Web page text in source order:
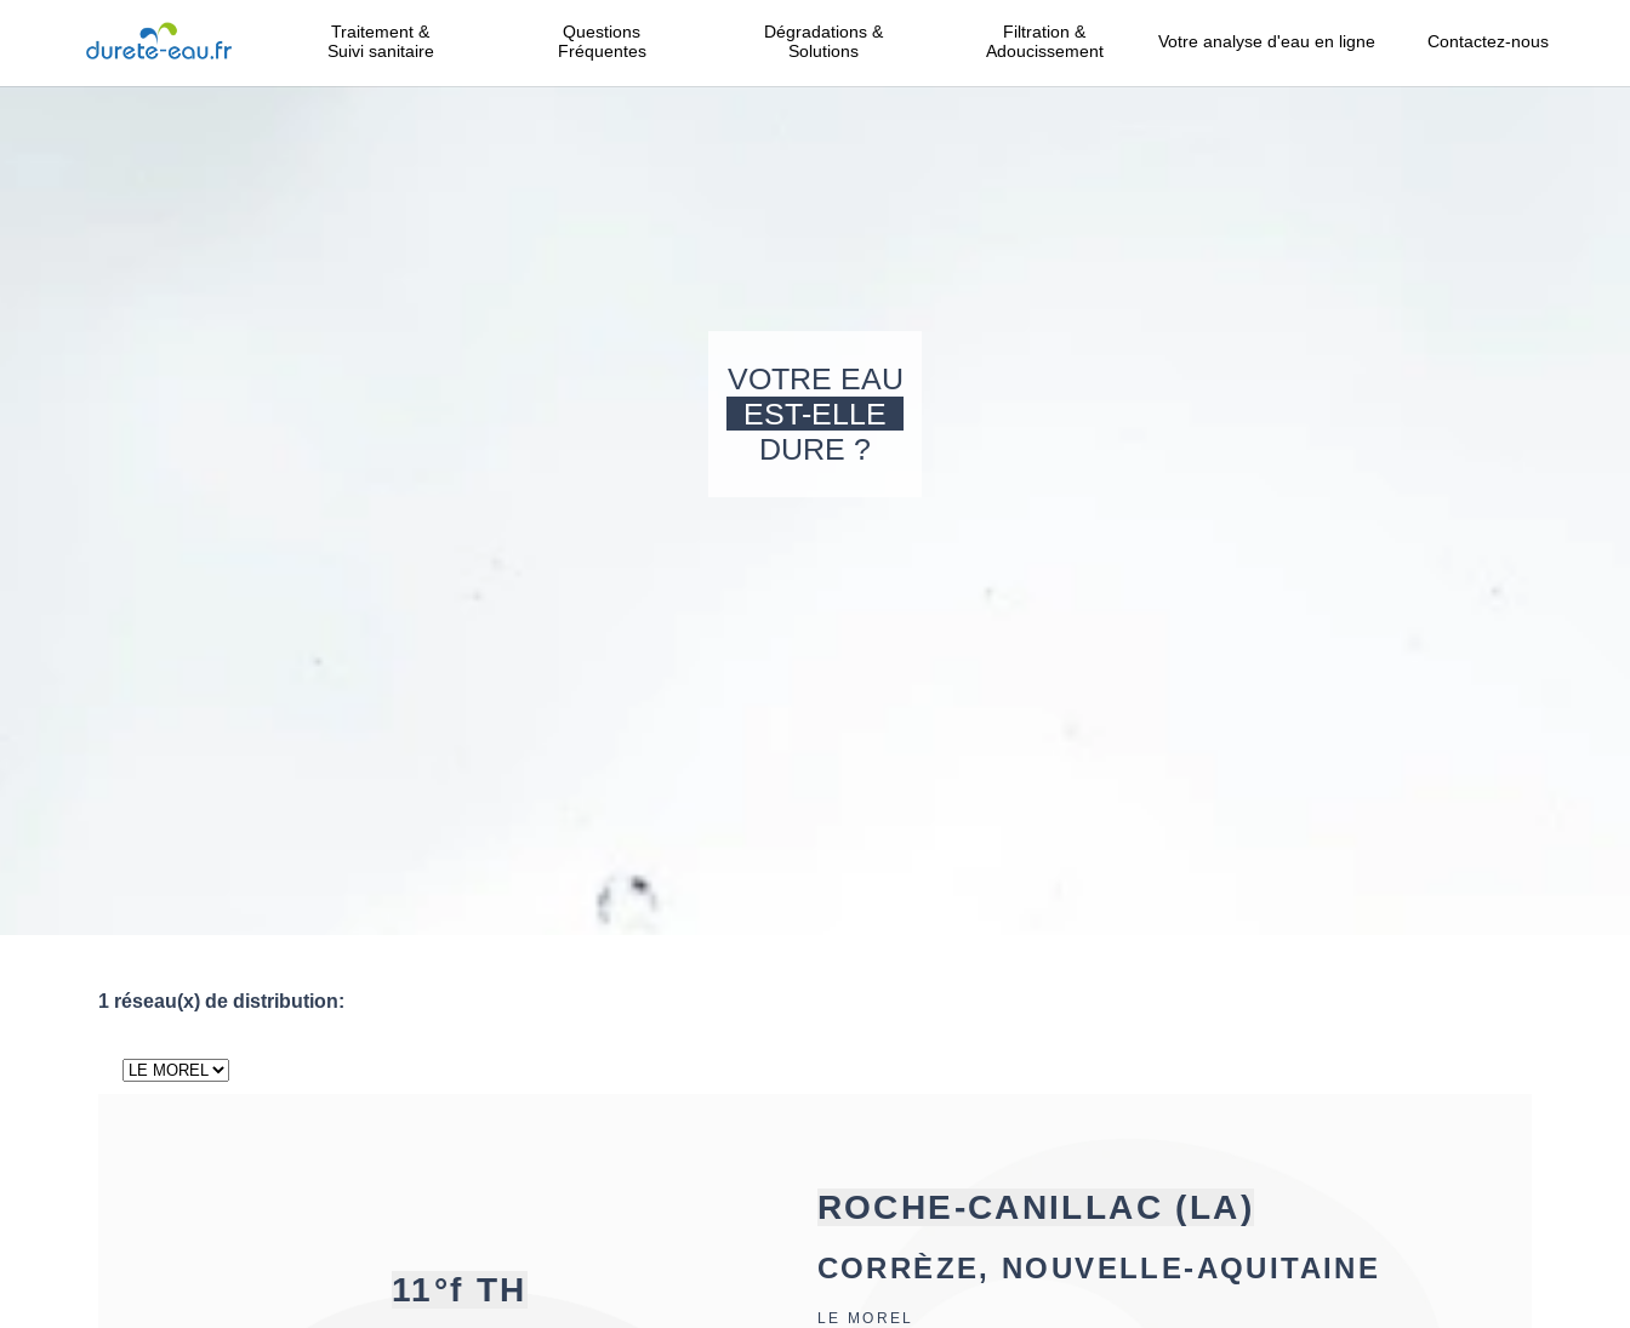
Traitement &
Suivi sanitaire
Questions
Fréquentes
Dégradations &
Solutions
Filtration &
Adoucissement
Votre analyse d'eau en ligne Contactez-nous
VOTRE EAU
EST-ELLE
DURE ?
1 réseau(x) de distribution:
11°f TH
ROCHE-CANILLAC (LA)
CORRÈZE, NOUVELLE-AQUITAINE
LE MOREL